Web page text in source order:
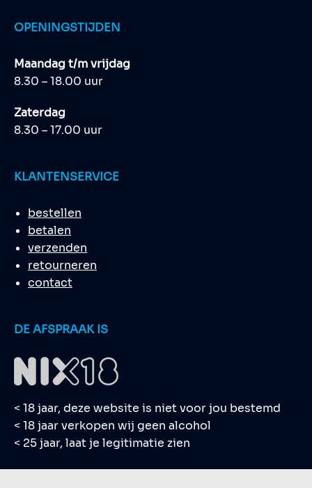
OPENINGSTIJDEN
Maandag t/m vrijdag
8.30 – 18.00 uur
Zaterdag
8.30 – 17.00 uur
KLANTENSERVICE
bestellen
betalen
verzenden
retourneren
contact
DE AFSPRAAK IS
< 18 jaar, deze website is niet voor jou bestemd
< 18 jaar verkopen wij geen alcohol
< 25 jaar, laat je legitimatie zien